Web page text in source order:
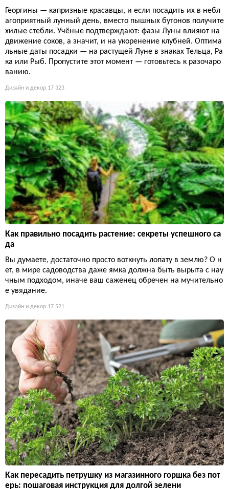
Георгины — капризные красавцы, и если посадить их в небл
агоприятный лунный день, вместо пышных бутонов получите
хилые стебли. Учёные подтверждают: фазы Луны влияют на
движение соков, а значит, и на укоренение клубней. Оптима
льные даты посадки — на растущей Луне в знаках Тельца, Ра
ка или Рыб. Пропустите этот момент — готовьтесь к разочаро
ванию.
Дизайн и декор 17 323
Как правильно посадить растение: секреты успешного са
да
Вы думаете, достаточно просто воткнуть лопату в землю? О н
ет, в мире садоводства даже ямка должна быть вырыта с нау
чным подходом, иначе ваш саженец обречен на мучительно
е увядание.
Дизайн и декор 17 521
Как пересадить петрушку из магазинного горшка без пот
ерь: пошаговая инструкция для долгой зелени